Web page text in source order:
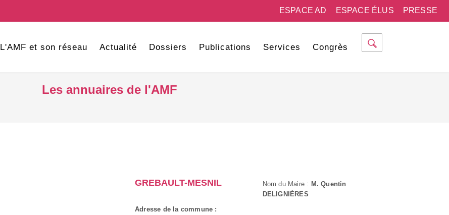
PRESSE
ESPACE ÉLUS
ESPACE AD
L'AMF et son réseau Actualité Dossiers Publications Services Congrès
Les annuaires de l'AMF
GREBAULT-MESNIL
Adresse de la commune :
Nom du Maire : M. Quentin
DELIGNIÈRES